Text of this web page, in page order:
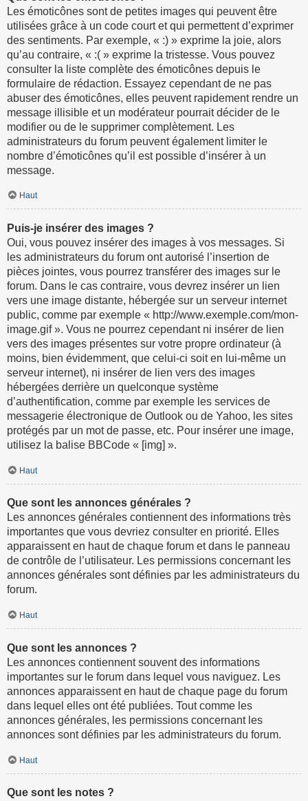
Les émoticônes sont de petites images qui peuvent être
utilisées grâce à un code court et qui permettent d’exprimer
des sentiments. Par exemple, « :) » exprime la joie, alors
qu’au contraire, « :( » exprime la tristesse. Vous pouvez
consulter la liste complète des émoticônes depuis le
formulaire de rédaction. Essayez cependant de ne pas
abuser des émoticônes, elles peuvent rapidement rendre un
message illisible et un modérateur pourrait décider de le
modifier ou de le supprimer complètement. Les
administrateurs du forum peuvent également limiter le
nombre d’émoticônes qu’il est possible d’insérer à un
message.
Haut
Puis-je insérer des images ?
Oui, vous pouvez insérer des images à vos messages. Si
les administrateurs du forum ont autorisé l’insertion de
pièces jointes, vous pourrez transférer des images sur le
forum. Dans le cas contraire, vous devrez insérer un lien
vers une image distante, hébergée sur un serveur internet
public, comme par exemple « http://www.exemple.com/mon-
image.gif ». Vous ne pourrez cependant ni insérer de lien
vers des images présentes sur votre propre ordinateur (à
moins, bien évidemment, que celui-ci soit en lui-même un
serveur internet), ni insérer de lien vers des images
hébergées derrière un quelconque système
d’authentification, comme par exemple les services de
messagerie électronique de Outlook ou de Yahoo, les sites
protégés par un mot de passe, etc. Pour insérer une image,
utilisez la balise BBCode « [img] ».
Haut
Que sont les annonces générales ?
Les annonces générales contiennent des informations très
importantes que vous devriez consulter en priorité. Elles
apparaissent en haut de chaque forum et dans le panneau
de contrôle de l’utilisateur. Les permissions concernant les
annonces générales sont définies par les administrateurs du
forum.
Haut
Que sont les annonces ?
Les annonces contiennent souvent des informations
importantes sur le forum dans lequel vous naviguez. Les
annonces apparaissent en haut de chaque page du forum
dans lequel elles ont été publiées. Tout comme les
annonces générales, les permissions concernant les
annonces sont définies par les administrateurs du forum.
Haut
Que sont les notes ?